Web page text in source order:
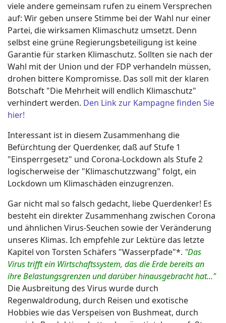
viele andere gemeinsam rufen zu einem Versprechen
auf: Wir geben unsere Stimme bei der Wahl nur einer
Partei, die wirksamen Klimaschutz umsetzt. Denn
selbst eine grüne Regierungsbeteiligung ist keine
Garantie für starken Klimaschutz. Sollten sie nach der
Wahl mit der Union und der FDP verhandeln müssen,
drohen bittere Kompromisse. Das soll mit der klaren
Botschaft "Die Mehrheit will endlich Klimaschutz"
verhindert werden. Den Link zur Kampagne finden Sie
hier!
Interessant ist in diesem Zusammenhang die
Befürchtung der Querdenker, daß auf Stufe 1
"Einsperrgesetz" und Corona-Lockdown als Stufe 2
logischerweise der "Klimaschutzzwang" folgt, ein
Lockdown um Klimaschäden einzugrenzen.
Gar nicht mal so falsch gedacht, liebe Querdenker! Es
besteht ein direkter Zusammenhang zwischen Corona
und ähnlichen Virus-Seuchen sowie der Veränderung
unseres Klimas. Ich empfehle zur Lektüre das letzte
Kapitel von Torsten Schäfers "Wasserpfade"*. "Das
Virus trifft ein Wirtschaftssystem, das die Erde bereits an
ihre Belastungsgrenzen und darüber hinausgebracht hat..."
Die Ausbreitung des Virus wurde durch
Regenwaldrodung, durch Reisen und exotische
Hobbies wie das Verspeisen von Bushmeat, durch